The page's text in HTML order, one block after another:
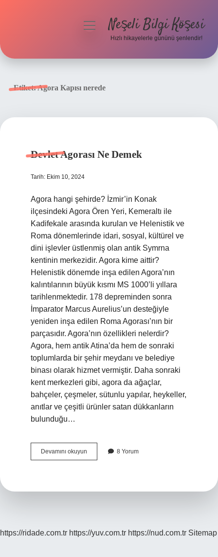
menüyüNeşeli Bilgi Köşesi
Hızlı hikayelerle gününü şenlendir!
Etiket:Agora Kapısı nerede
Devlet Agorası Ne Demek
Tarih: Ekim 10, 2024
Agora hangi şehirde? İzmir’in Konak
ilçesindeki Agora Ören Yeri, Kemeraltı ile
Kadifekale arasında kurulan ve Helenistik ve
Roma dönemlerinde idari, sosyal, kültürel ve
dini işlevler üstlenmiş olan antik Symrna
kentinin merkezidir. Agora kime aittir?
Helenistik dönemde inşa edilen Agora’nın
kalıntılarının büyük kısmı MS 1000’li yıllara
tarihlenmektedir. 178 depreminden sonra
İmparator Marcus Aurelius’un desteğiyle
yeniden inşa edilen Roma Agorası’nın bir
parçasıdır. Agora’nın özellikleri nelerdir?
Agora, hem antik Atina’da hem de sonraki
toplumlarda bir şehir meydanı ve belediye
binası olarak hizmet vermiştir. Daha sonraki
kent merkezleri gibi, agora da ağaçlar,
bahçeler, çeşmeler, sütunlu yapılar, heykeller,
anıtlar ve çeşitli ürünler satan dükkanların
bulunduğu…
Devamını okuyun
Agorası
8 Yorum
https://ridade.com.tr https://yuv.com.tr https://nud.com.tr Sitemap